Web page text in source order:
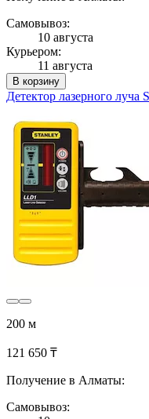
Самовывоз:
10 августа
Курьером:
11 августа
В корзину
Детектор лазерного
200 м
121 650 ₸
Получение в Алматы:
Самовывоз: